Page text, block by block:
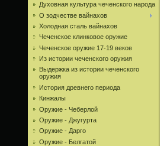
Духовная культура чеченского народа
О зодчестве вайнахов
Холодная сталь вайнахов
Чеченское клинковое оружие
Чеченское оружие 17-19 веков
Из истории чеченского оружия
Выдержка из истории чеченского
оружия
История древнего периода
Кинжалы
Оружие - Чеберлой
Оружие - Джугурта
Оружие - Дарго
Оружие - Белгатой